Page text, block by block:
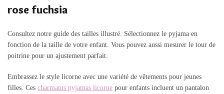
rose fuchsia
Consultez notre guide des tailles illustré. Sélectionnez le pyjama en
fonction de la taille de votre enfant. Vous pouvez aussi mesurer le tour de
poitrine pour un ajustement parfait.
Embrassez le style licorne avec une variété de vêtements pour jeunes
filles. Ces charmants pyjamas licorne pour enfants incluent un pantalon